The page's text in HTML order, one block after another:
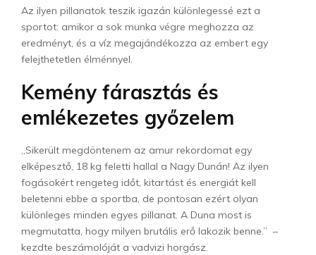
Az ilyen pillanatok teszik igazán különlegessé ezt a
sportot: amikor a sok munka végre meghozza az
eredményt, és a víz megajándékozza az embert egy
felejthetetlen élménnyel.
Kemény fárasztás és
emlékezetes győzelem
„Sikerült megdöntenem az amur rekordomat egy
elképesztő, 18 kg feletti hallal a Nagy Dunán! Az ilyen
fogásokért rengeteg időt, kitartást és energiát kell
beletenni ebbe a sportba, de pontosan ezért olyan
különleges minden egyes pillanat. A Duna most is
megmutatta, hogy milyen brutális erő lakozik benne.” –
kezdte beszámolóját a vadvizi horgász.